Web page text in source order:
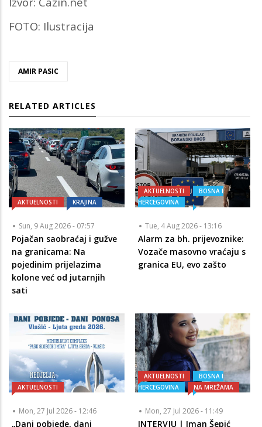
FOTO: Ilustracija
AMIR PASIC
RELATED ARTICLES
AKTUELNOSTI KRAJINA
Sun, 9 Aug 2026 - 07:57
Pojačan saobraćaj i gužve
na granicama: Na
pojedinim prijelazima
kolone već od jutarnjih
sati
AKTUELNOSTI
BOSNA I
HERCEGOVINA
Tue, 4 Aug 2026 - 13:16
Alarm za bh. prijevoznike:
Vozače masovno vraćaju s
granica EU, evo zašto
AKTUELNOSTI
Mon, 27 Jul 2026 - 12:46
„Dani pobjede, dani
AKTUELNOSTI
BOSNA I
HERCEGOVINA
NA MREŽAMA
Mon, 27 Jul 2026 - 11:49
INTERVJU | Iman Šepić